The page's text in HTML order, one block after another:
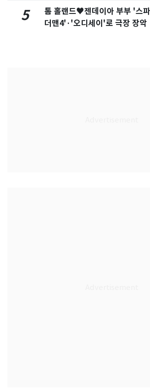
5
톰 홀랜드♥젠데이아 부부 '스
더맨4'·'오디세이'로 극장 장악